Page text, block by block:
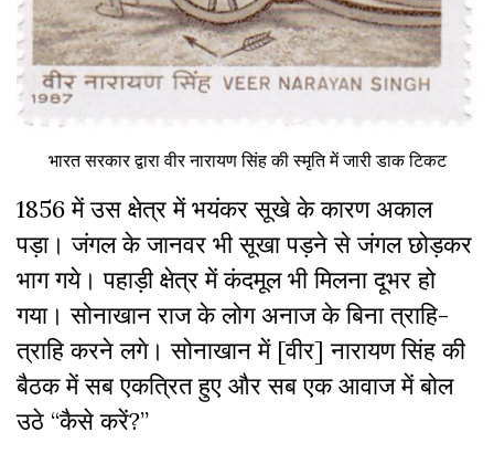
भारत सरकार द्वारा वीर नारायण सिंह की स्मृति में जारी डाक टिकट
1856 में उस क्षेत्र में भयंकर सूखे के कारण अकाल
पड़ा। जंगल के जानवर भी सूखा पड़ने से जंगल छोड़कर
भाग गये। पहाड़ी क्षेत्र में कंदमूल भी मिलना दूभर हो
गया। सोनाखान राज के लोग अनाज के बिना त्राहि-
त्राहि करने लगे। सोनाखान में [वीर] नारायण सिंह की
बैठक में सब एकत्रित हुए और सब एक आवाज में बोल
उठे ‘‘कैसे करें?’’